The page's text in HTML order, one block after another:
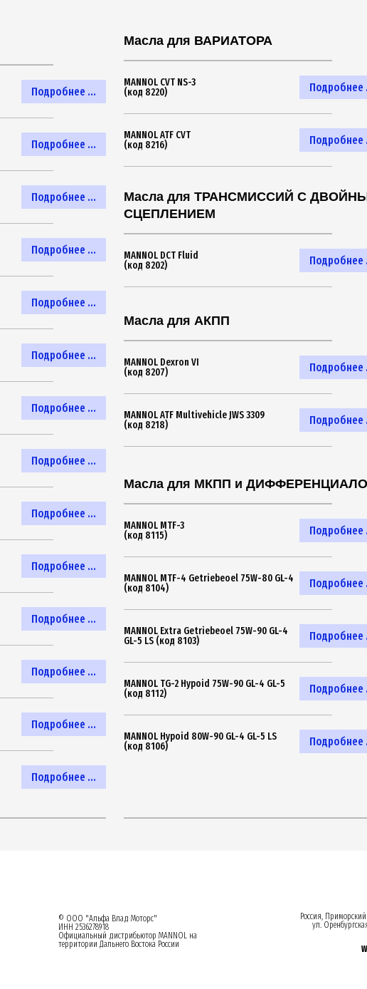
Подробнее ...
Подробнее ...
Подробнее ...
Подробнее ...
Подробнее ...
Подробнее ...
Подробнее ...
Подробнее ...
Подробнее ...
Подробнее ...
Подробнее ...
Подробнее ...
Подробнее ...
Подробнее ...
Масла для ВАРИАТОРА
Подробнее
MANNOL CVT NS-3
(код 8220)
Подробнее
MANNOL ATF CVT
(код 8216)
Масла для ТРАНСМИССИЙ С
СЦЕПЛЕНИЕМ
Подробнее
MANNOL DCT Fluid
(код 8202)
Масла для АКПП
Подробнее
MANNOL Dexron VI
(код 8207)
Подробнее
MANNOL ATF Multivehicle JWS 3309
(код 8218)
Масла для МКПП и
Подробнее
MANNOL MTF-3
(код 8115)
Подробнее
MANNOL MTF-4 Getriebeoel 75W-80 GL-4
(код 8104)
Подробнее
MANNOL Extra Getriebeoel 75W-90 GL-4
GL-5 LS (код 8103)
Подробнее
MANNOL TG-2 Hypoid 75W-90 GL-4 GL-5
(код 8112)
Подробнее
MANNOL Hypoid 80W-90 GL-4 GL-5 LS
(код 8106)
© ООО "Альфа Влад Моторс"
ИНН 2536278918
Официальный дистрибьютор MANNOL на
территории Дальнего Востока России
Россия,
ул.